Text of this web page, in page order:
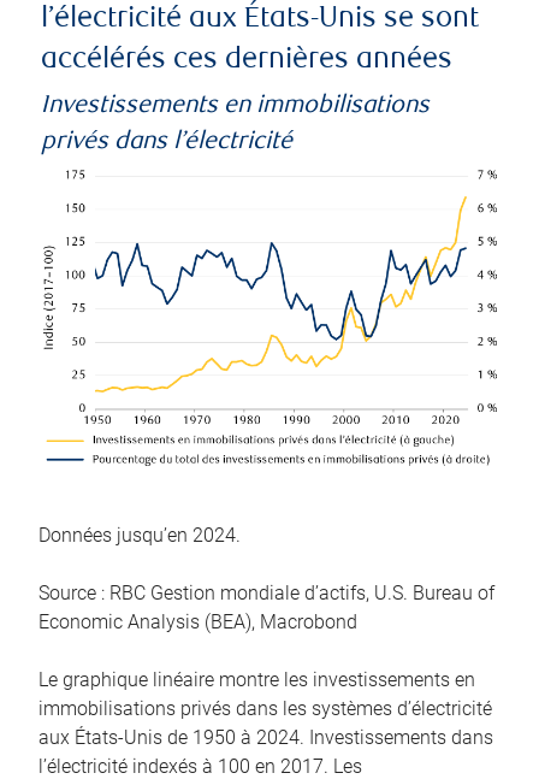
l’électricité aux États-Unis se sont
accélérés ces dernières années
Investissements en immobilisations
privés dans l’électricité
Données jusqu’en 2024.
Source : RBC Gestion mondiale d’actifs, U.S. Bureau of
Economic Analysis (BEA), Macrobond
Le graphique linéaire montre les investissements en
immobilisations privés dans les systèmes d’électricité
aux États-Unis de 1950 à 2024. Investissements dans
l’électricité indexés à 100 en 2017. Les